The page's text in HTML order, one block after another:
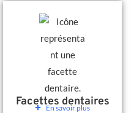
Facettes dentaires
En savoir plus